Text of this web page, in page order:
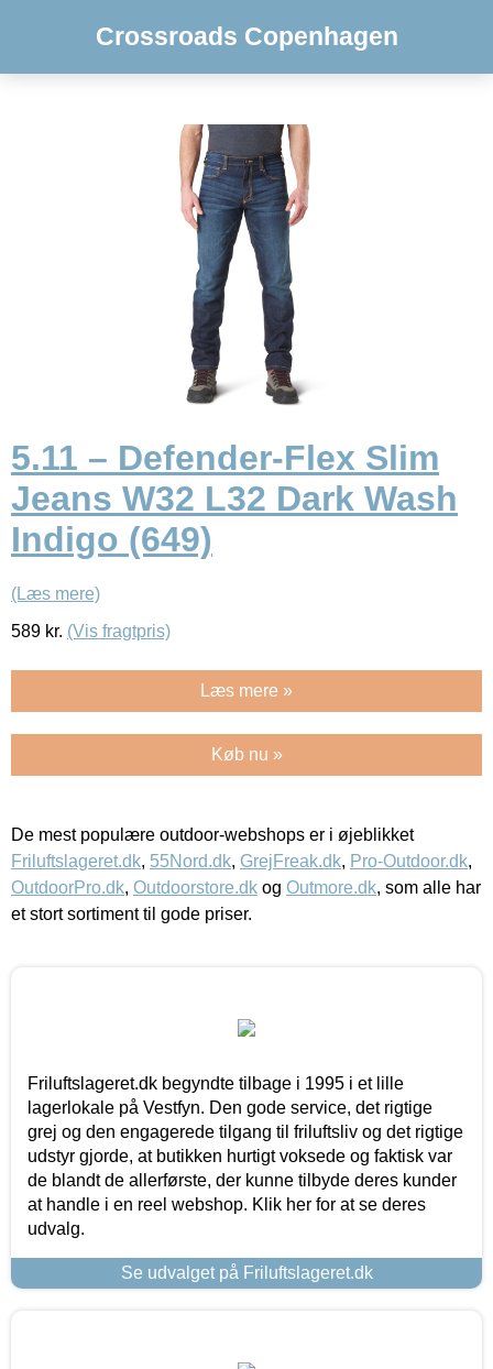
Crossroads Copenhagen
5.11 – Defender-Flex Slim
Jeans W32 L32 Dark Wash
Indigo (649)
(Læs mere)
589 kr. (Vis fragtpris)
Læs mere »
Køb nu »
De mest populære outdoor-webshops er i øjeblikket
Friluftslageret.dk, 55Nord.dk, GrejFreak.dk, Pro-Outdoor.dk,
OutdoorPro.dk, Outdoorstore.dk og Outmore.dk, som alle har
et stort sortiment til gode priser.
Friluftslageret.dk begyndte tilbage i 1995 i et lille
lagerlokale på Vestfyn. Den gode service, det rigtige
grej og den engagerede tilgang til friluftsliv og det rigtige
udstyr gjorde, at butikken hurtigt voksede og faktisk var
de blandt de allerførste, der kunne tilbyde deres kunder
at handle i en reel webshop. Klik her for at se deres
udvalg.
Se udvalget på Friluftslageret.dk